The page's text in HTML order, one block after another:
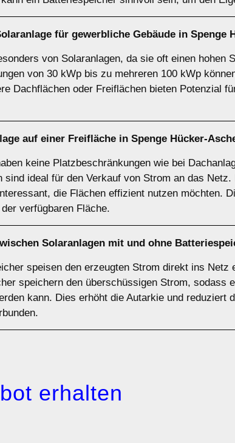
für gewerbliche Gebäude in Spenge
von Solaranlagen, da sie oft einen hohen
von 30 kWp bis zu mehreren 100 kWp
Dachflächen oder Freiflächen bieten Potenzial
auf einer Freifläche in Spenge Hücker-
keine Platzbeschränkungen wie bei
sind ideal für den Verkauf von Strom an das
die Flächen effizient nutzen möchten.
verfügbaren Fläche.
Solaranlagen mit und ohne
speisen den erzeugten Strom direkt ins
speichern den überschüssigen Strom, sodass
kann. Dies erhöht die Autarkie und reduziert
erhalten